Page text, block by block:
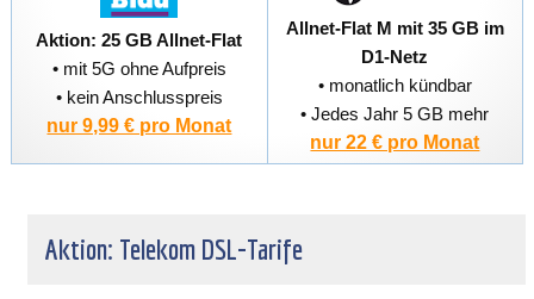
Aktion: 25 GB Allnet-Flat
• mit 5G ohne Aufpreis
• kein Anschlusspreis
nur 9,99 € pro Monat
Allnet-Flat M mit 35 GB im
D1-Netz
• monatlich kündbar
• Jedes Jahr 5 GB mehr
nur 22 € pro Monat
Aktion: Telekom DSL-Tarife